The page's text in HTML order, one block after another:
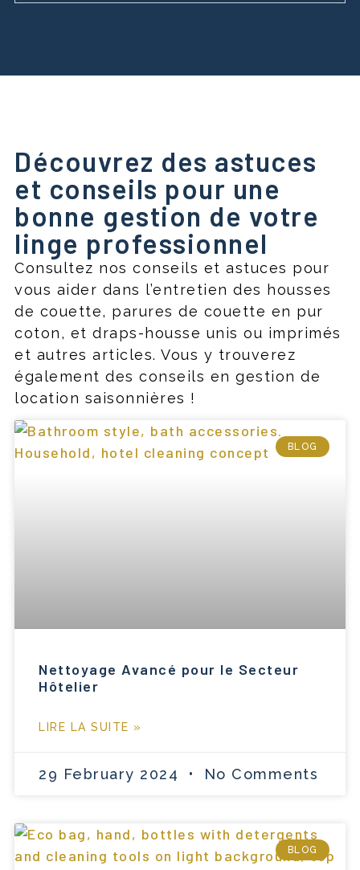
Découvrez des astuces
et conseils pour une
bonne gestion de votre
linge professionnel
Consultez nos conseils et astuces pour
vous aider dans l’entretien des housses
de couette, parures de couette en pur
coton, et draps-housse unis ou imprimés
et autres articles. Vous y trouverez
également des conseils en gestion de
location saisonnières !
BLOG
Nettoyage Avancé pour le Secteur
Hôtelier
LIRE LA SUITE »
29 February 2024 No Comments
BLOG